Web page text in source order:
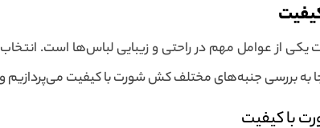
یکی از عوامل مهم در راحتی و زیبایی لباس‌ها است.
به بررسی جنبه‌های مختلف کش شورت با کیفیت می‌پردازیم و
با کیفیت